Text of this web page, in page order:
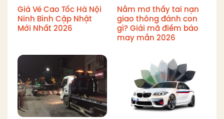
Giá Vé Cao Tốc Hà Nội
Ninh Bình Cập Nhật
Mới Nhất 2026
Nằm mơ thấy tai nạn
giao thông đánh con
gì? Giải mã điềm báo
may mắn 2026